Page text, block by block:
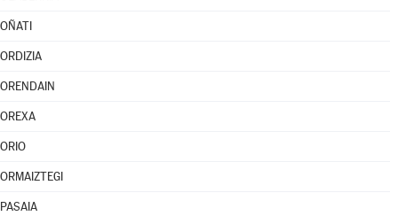
OÑATI
ORDIZIA
ORENDAIN
OREXA
ORIO
ORMAIZTEGI
PASAIA